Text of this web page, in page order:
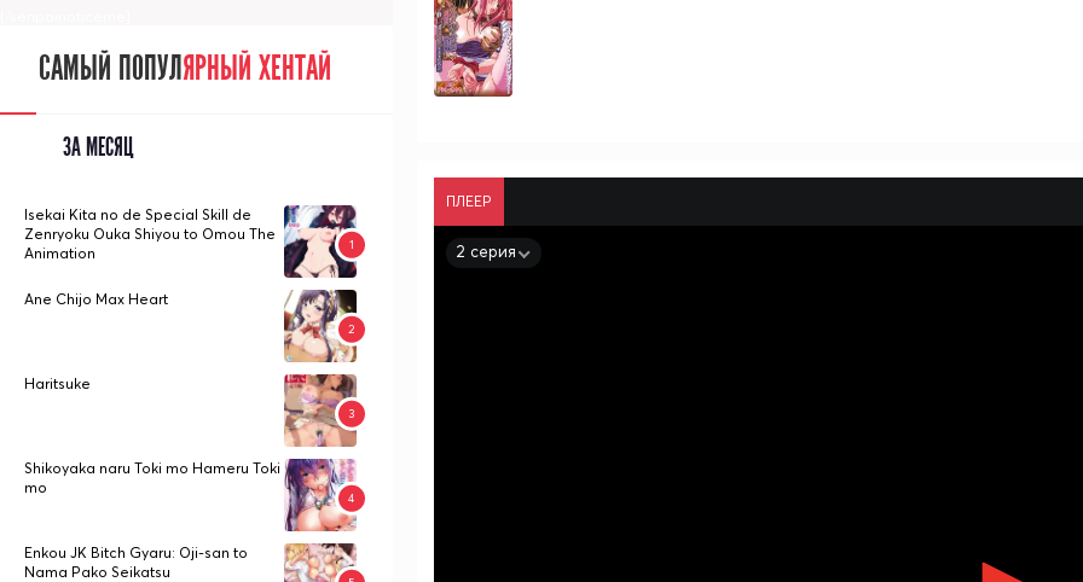
ПЛЕЕР
2 серия
САМЫЙ ПОПУЛЯРНЫЙ ХЕНТАЙ
ЗА МЕСЯЦ
Isekai Kita no de Special Skill de
Zenryoku Ouka Shiyou to Omou The
Animation
Ane Chijo Max Heart
Haritsuke
Shikoyaka naru Toki mo Hameru Toki
mo
Enkou JK Bitch Gyaru: Oji-san to
Nama Pako Seikatsu